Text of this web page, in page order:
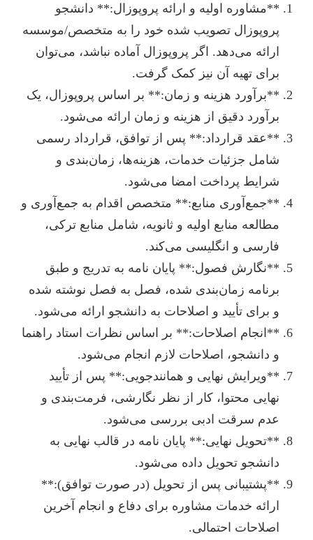
**مشاوره اولیه و ارائه پروپوزال:** دانشجو
پروپوزال تصویب شده خود را به متخصص/موسسه
ارائه می‌دهد. اگر پروپوزال آماده نباشد، می‌توان
برای تهیه آن نیز کمک گرفت.
**برآورد هزینه و زمان:** بر اساس پروپوزال، یک
برآورد دقیق از هزینه و زمان ارائه می‌شود.
**عقد قرارداد:** پس از توافق، قرارداد رسمی
شامل جزئیات خدمات، هزینه‌ها، زمان‌بندی و
شرایط پرداخت امضا می‌شود.
**جمع‌آوری منابع:** متخصص اقدام به جمع‌آوری و
مطالعه منابع اولیه و ثانویه، شامل منابع ترکی،
فارسی و انگلیسی می‌کند.
**نگارش فصول:** پایان نامه به تدریج و طبق
برنامه زمان‌بندی شده، فصل به فصل نوشته شده
و برای تأیید و اصلاحات به دانشجو ارائه می‌شود.
**انجام اصلاحات:** بر اساس نظرات استاد راهنما
و دانشجو، اصلاحات لازم انجام می‌شود.
**ویرایش نهایی و همانندجویی:** پس از تأیید
نهایی محتوا، کار از نظر نگارشی، فرمت‌بندی و
عدم سرقت ادبی بررسی می‌شود.
**تحویل نهایی:** پایان نامه در قالب نهایی به
دانشجو تحویل داده می‌شود.
**پشتیبانی پس از تحویل (در صورت توافق):**
ارائه خدمات مشاوره برای دفاع و انجام آخرین
اصلاحات احتمالی.